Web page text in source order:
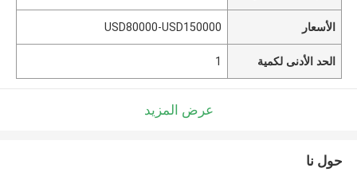
الأسعار USD80000-USD150000
الحد الأدنى لكمية 1
عرض المزيد
حول نا